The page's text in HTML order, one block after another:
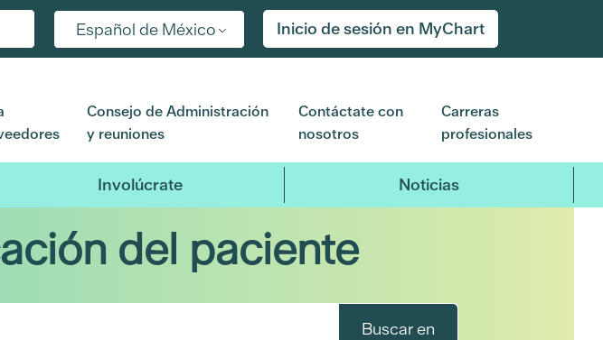
Español de México Inicio de sesión en MyChart
Consejo de Administración
y reuniones
Contáctate con
nosotros
Carreras
profesionales
Involúcrate Noticias
del paciente
Buscar en